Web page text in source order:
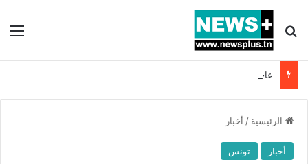
بحث عن
عاجل: معين الشعباني مدربا جديدا للمنتخب التونسي !!
الرئيسية / أخبار
أخبار تونس